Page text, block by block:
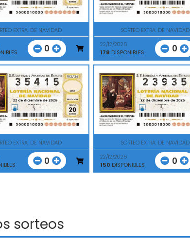
EXTRA. DE NAVIDAD
0
SORTEO EXTRA. DE NAVIDAD
22/12/2026
178 DISPONIBLES 0
EXTRA. DE NAVIDAD
0
SORTEO EXTRA. DE NAVIDAD
22/12/2026
150 DISPONIBLES 0
sorteos